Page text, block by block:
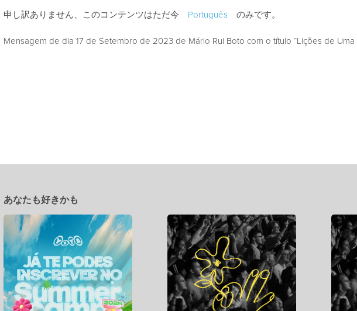
申し訳ありません、このコンテンツはただ今 Português のみです。
Mensagem de dia 17 de Setembro de 2023 de Mário Rui Boto com o título “Lições de Uma
あなたも好きかも